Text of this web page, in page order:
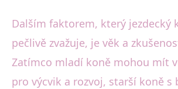
Dalším faktorem, který jezdecký
pečlivě zvažuje, je věk a
Zatímco mladí koně mohou mít
pro výcvik a rozvoj, starší koně s